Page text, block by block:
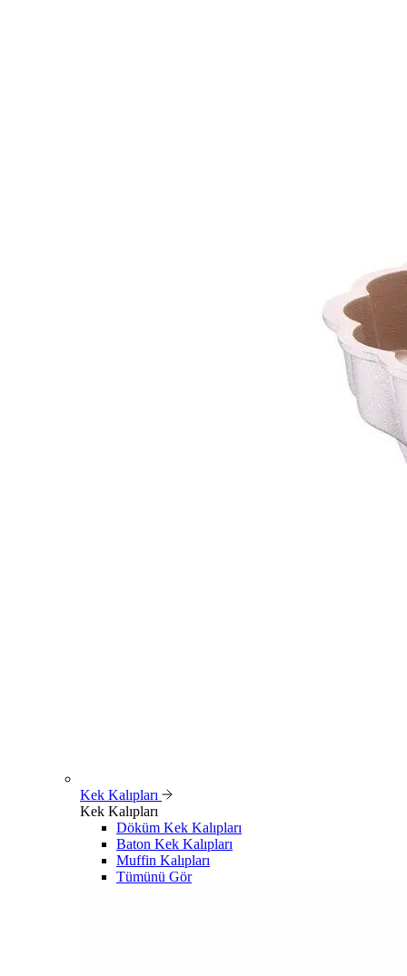
Kek Kalıpları
Kek Kalıpları
Döküm Kek Kalıpları
Baton Kek Kalıpları
Muffin Kalıpları
Tümünü Gör